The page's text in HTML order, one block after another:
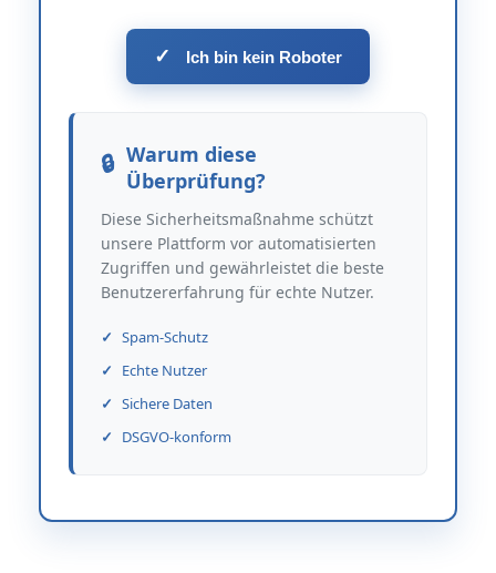
✓ Ich bin kein Roboter
Warum diese
Überprüfung?
Diese Sicherheitsmaßnahme schützt
unsere Plattform vor automatisierten
Zugriffen und gewährleistet die beste
Benutzererfahrung für echte Nutzer.
Spam-Schutz
Echte Nutzer
Sichere Daten
DSGVO-konform